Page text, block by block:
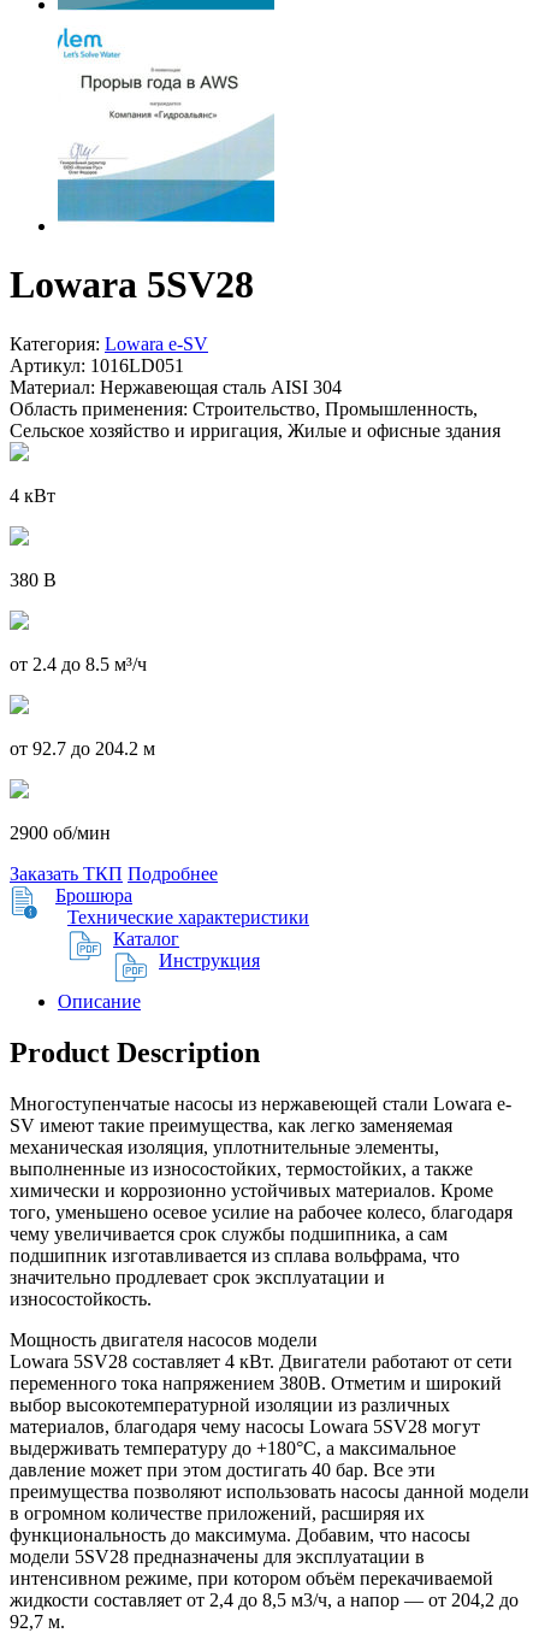
Lowara 5SV28
Категория: Lowara e-SV
Артикул: 1016LD051
Материал: Нержавеющая сталь AISI 304
Область применения: Строительство, Промышленность,
Сельское хозяйство и ирригация, Жилые и офисные здания
4 кВт
380 В
от 2.4 до 8.5 м³/ч
от 92.7 до 204.2 м
2900 об/мин
Заказать ТКП Подробнее
Брошюра
Технические характеристики
Каталог
Инструкция
Описание
Product Description
Многоступенчатые насосы из нержавеющей стали Lowara e-
SV имеют такие преимущества, как легко заменяемая
механическая изоляция, уплотнительные элементы,
выполненные из износостойких, термостойких, а также
химически и коррозионно устойчивых материалов. Кроме
того, уменьшено осевое усилие на рабочее колесо, благодаря
чему увеличивается срок службы подшипника, а сам
подшипник изготавливается из сплава вольфрама, что
значительно продлевает срок эксплуатации и
износостойкость.
Мощность двигателя насосов модели
Lowara 5SV28 составляет 4 кВт. Двигатели работают от сети
переменного тока напряжением 380В. Отметим и широкий
выбор высокотемпературной изоляции из различных
материалов, благодаря чему насосы Lowara 5SV28 могут
выдерживать температуру до +180°C, а максимальное
давление может при этом достигать 40 бар. Все эти
преимущества позволяют использовать насосы данной модели
в огромном количестве приложений, расширяя их
функциональность до максимума. Добавим, что насосы
модели 5SV28 предназначены для эксплуатации в
интенсивном режиме, при котором объём перекачиваемой
жидкости составляет от 2,4 до 8,5 м3/ч, а напор — от 204,2 до
92,7 м.